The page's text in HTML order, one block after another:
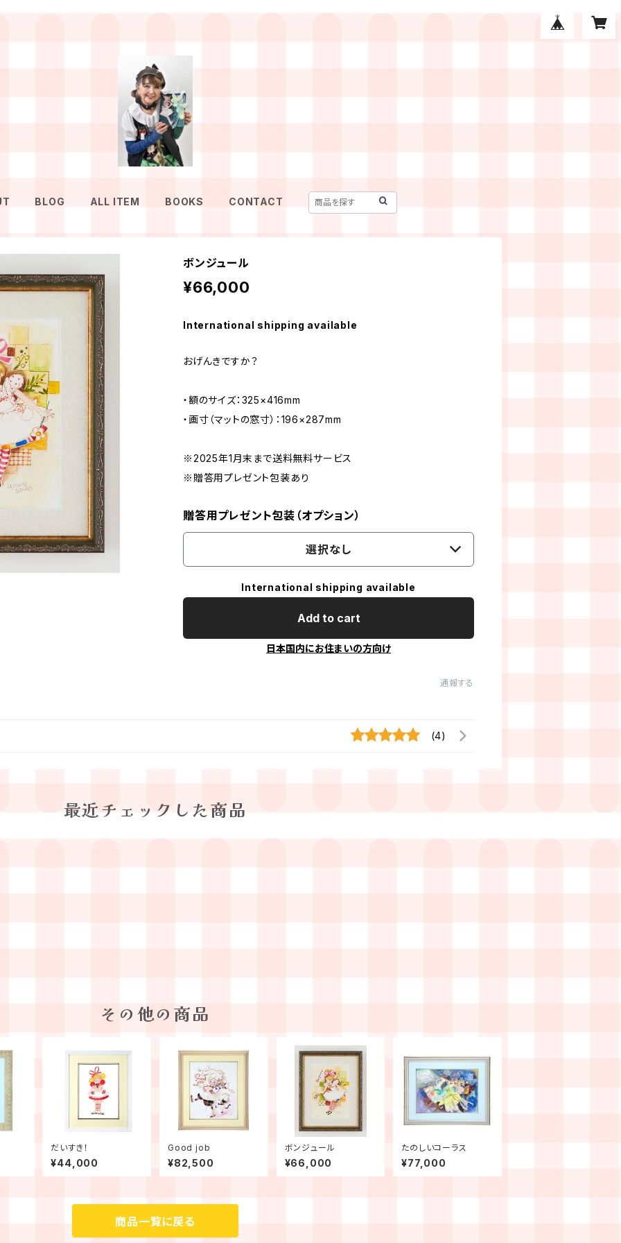
BLOG ALL ITEM BOOKS CONTACT
ボンジュール
¥66,000
International shipping available
おげんきですか？
・額のサイズ：325×416mm
・画寸（マットの窓寸）：196×287mm
※2025年1月末まで送料無料サービス
※贈答用プレゼント包装あり
贈答用プレゼント包装（オプション）
選択なし
International shipping available
Add to cart
日本国内にお住まいの方向け
通報する
(4)
最近チェックした商品
その他の商品
だいすき！
¥44,000
Good job
¥82,500
ボンジュール
¥66,000
たのしいコーラス
¥77,000
商品一覧に戻る